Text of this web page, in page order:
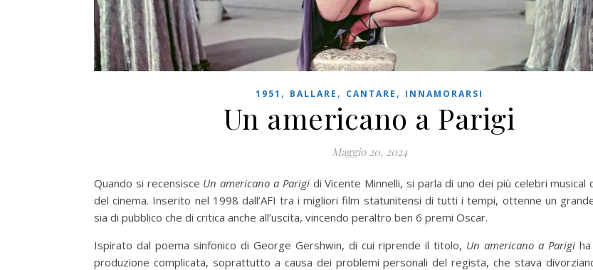
1951 , BALLARE , CANTARE , INNAMORARSI
Un americano a Parigi
Maggio 20, 2024
Quando si recensisce Un americano a Parigidi Vicente Minnelli, si parla di uno dei più celebri musical
del cinema. Inserito nel 1998 dall’AFI tra i migliori film statunitensi di tutti i tempi, ottenne un
sia di pubblico che di critica anche all’uscita, vincendo peraltro ben 6 premi Oscar.
Ispirato dal poema sinfonico di George Gershwin, di cui riprende il titolo, Un americano a Parigi
produzione complicata, soprattutto a causa dei problemi personali del regista, che stava